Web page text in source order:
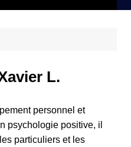
L.
personnel et
psychologie positive, il
particuliers et les